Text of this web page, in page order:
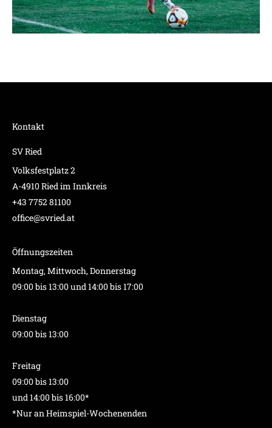
Kontakt
SV Ried
Volksfestplatz 2
A-4910 Ried im Innkreis
+43 7752 81100
office@svried.at
Öffnungszeiten
Montag, Mittwoch, Donnerstag
09:00 bis 13:00 und 14:00 bis 17:00
Dienstag
09:00 bis 13:00
Freitag
09:00 bis 13:00
und 14:00 bis 16:00*
*Nur an Heimspiel-Wochenenden